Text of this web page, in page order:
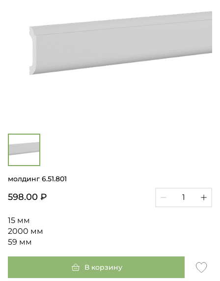
молдинг 6.51.801
598.00 ₽
15 мм
2000 мм
59 мм
В корзину